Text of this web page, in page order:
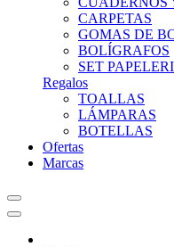
CARPETAS
GOMAS DE
BOLÍGRAFOS
SET
Regalos
TOALLAS
LÁMPARAS
BOTELLAS
Ofertas
Marcas